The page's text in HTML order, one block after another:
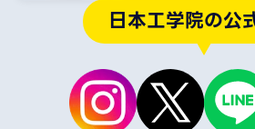
日本工学院の公